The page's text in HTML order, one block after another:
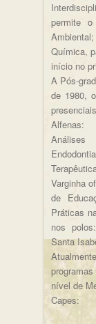
permite
Química,
início no
A Pós-
de 1980,
Alfenas:
Varginha
de
Práticas
nos
Santa
nível de
Capes: